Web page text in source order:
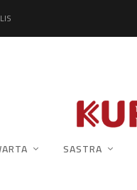
SASTRA